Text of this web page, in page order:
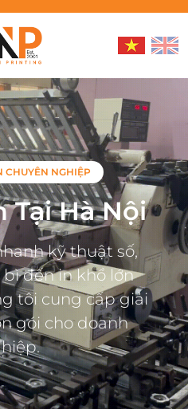
CHUYÊN NGHIỆP
Tại Hà Nội
kỹ thuật số,
đến in khổ lớn
tôi cung cấp giải
gói cho doanh